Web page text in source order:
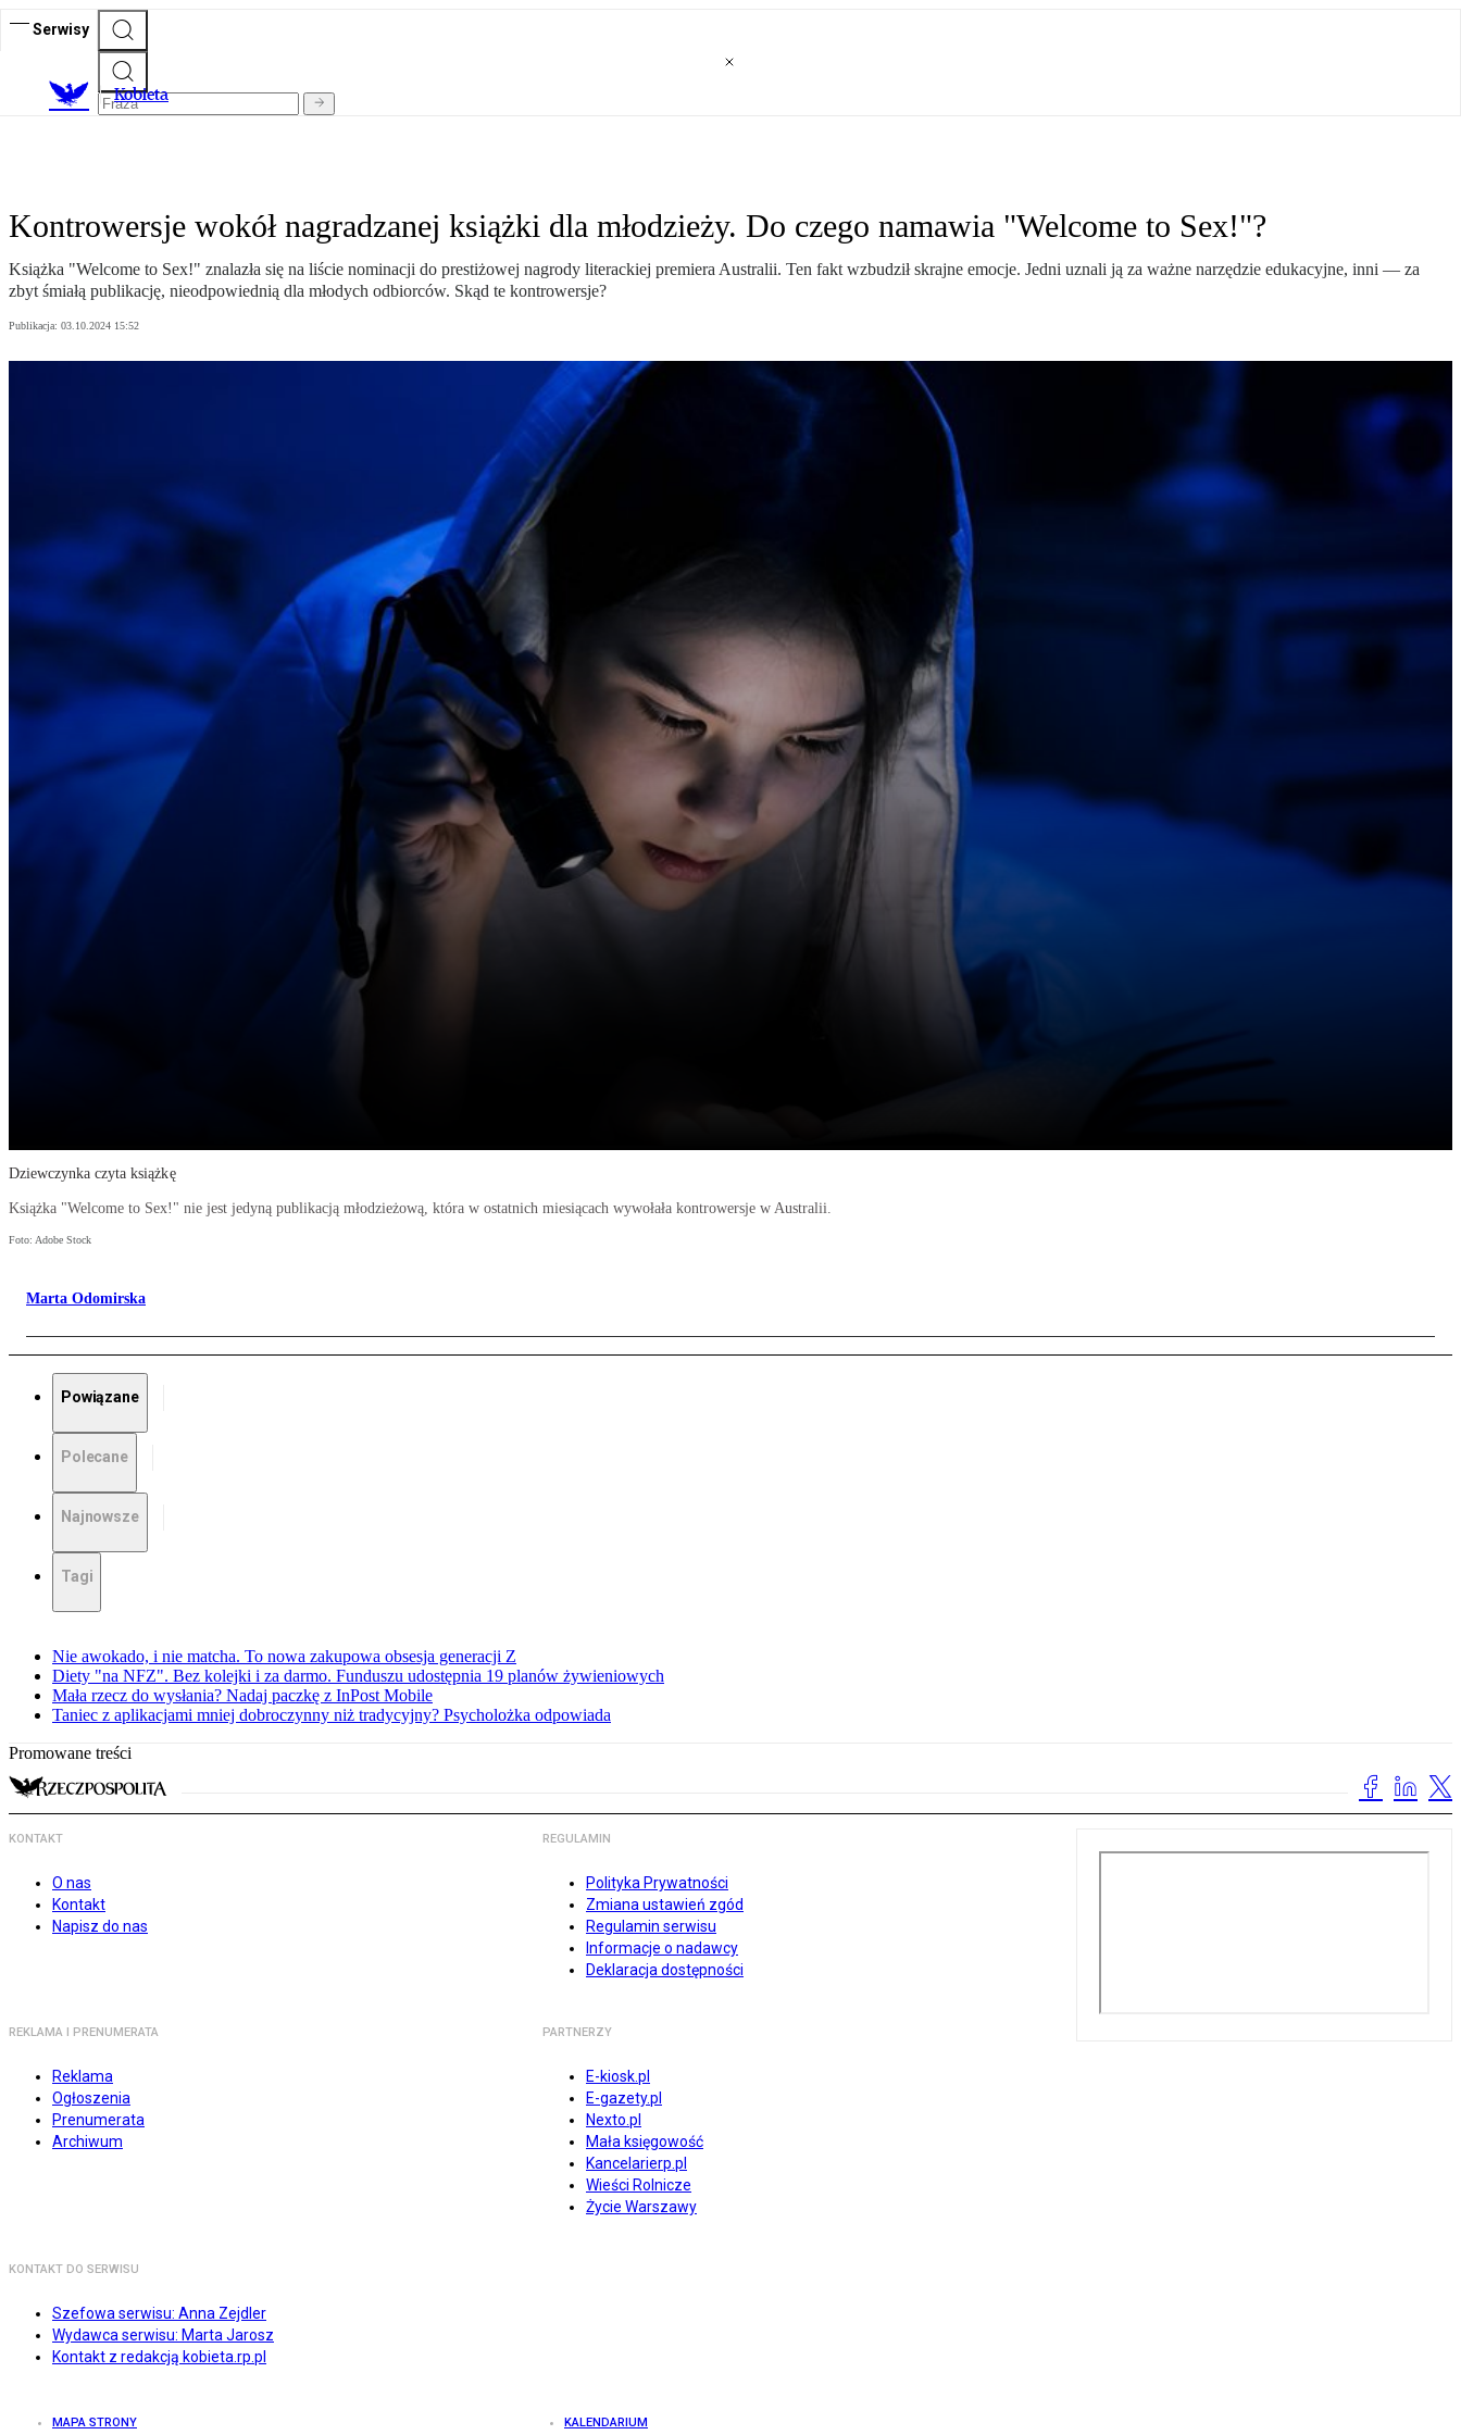
Serwisy
Kobieta
Kontrowersje wokół nagradzanej książki dla młodzieży. Do czego namawia "Welcome to Sex!"?
Książka "Welcome to Sex!" znalazła się na liście nominacji do prestiżowej nagrody literackiej premiera Australii. Ten fakt wzbudził skrajne emocje. Jedni uznali ją za ważne narzędzie edukacyjne, inni — za
zbyt śmiałą publikację, nieodpowiednią dla młodych odbiorców. Skąd te kontrowersje?
Publikacja: 03.10.2024 15:52
Dziewczynka czyta książkę
Książka "Welcome to Sex!" nie jest jedyną publikacją młodzieżową, która w ostatnich miesiącach wywołała kontrowersje w Australii.
Foto: Adobe Stock
Marta Odomirska
Powiązane
Polecane
Najnowsze
Tagi
Nie awokado, i nie matcha. To nowa zakupowa obsesja generacji Z
Diety "na NFZ". Bez kolejki i za darmo. Funduszu udostępnia 19 planów żywieniowych
Mała rzecz do wysłania? Nadaj paczkę z InPost Mobile
Taniec z aplikacjami mniej dobroczynny niż tradycyjny? Psycholożka odpowiada
Promowane treści
KONTAKT
O nas
Kontakt
Napisz do nas
REGULAMIN
Polityka Prywatności
Zmiana ustawień zgód
Regulamin serwisu
Informacje o nadawcy
Deklaracja dostępności
REKLAMA I PRENUMERATA
Reklama
Ogłoszenia
Prenumerata
Archiwum
PARTNERZY
E-kiosk.pl
E-gazety.pl
Nexto.pl
Mała księgowość
Kancelarierp.pl
Wieści Rolnicze
Życie Warszawy
KONTAKT DO SERWISU
Szefowa serwisu: Anna Zejdler
Wydawca serwisu: Marta Jarosz
Kontakt z redakcją kobieta.rp.pl
MAPA STRONY KALENDARIUM